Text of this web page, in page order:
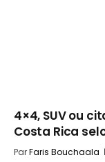
4×4, SUV ou
Costa Rica
ParFaris Bouchaala